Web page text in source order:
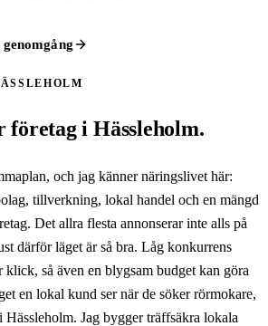
företag i Hässleholm.
och jag känner näringslivet här:
tillverkning, lokal handel och en mängd
Det allra flesta annonserar inte alls på
därför läget är så bra. Låg konkurrens
klick, så även en blygsam budget kan göra
en lokal kund ser när de söker rörmokare,
Hässleholm. Jag bygger träffsäkra lokala